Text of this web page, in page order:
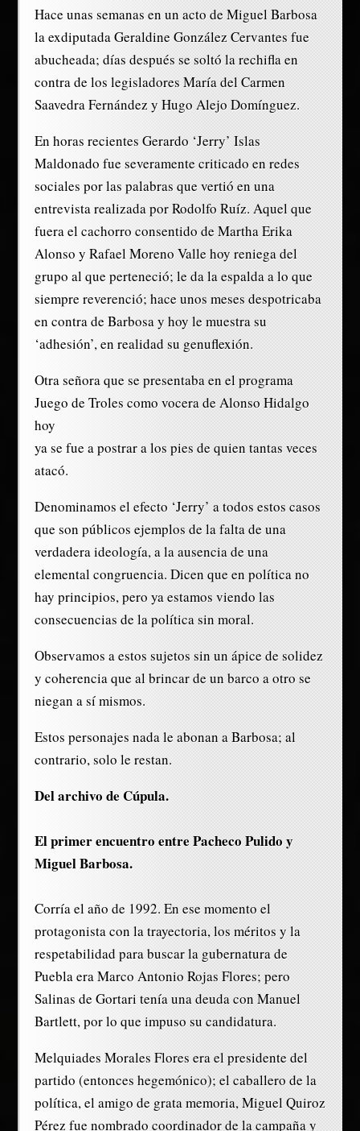
Hace unas semanas en un acto de Miguel Barbosa
la exdiputada Geraldine González Cervantes fue
abucheada; días después se soltó la rechifla en
contra de los legisladores María del Carmen
Saavedra Fernández y Hugo Alejo Domínguez.
En horas recientes Gerardo ‘Jerry’ Islas
Maldonado fue severamente criticado en redes
sociales por las palabras que vertió en una
entrevista realizada por Rodolfo Ruíz. Aquel que
fuera el cachorro consentido de Martha Erika
Alonso y Rafael Moreno Valle hoy reniega del
grupo al que perteneció; le da la espalda a lo que
siempre reverenció; hace unos meses despotricaba
en contra de Barbosa y hoy le muestra su
‘adhesión’, en realidad su genuflexión.
Otra señora que se presentaba en el programa
Juego de Troles como vocera de Alonso Hidalgo
hoy
ya se fue a postrar a los pies de quien tantas veces
atacó.
Denominamos el efecto ‘Jerry’ a todos estos casos
que son públicos ejemplos de la falta de una
verdadera ideología, a la ausencia de una
elemental congruencia. Dicen que en política no
hay principios, pero ya estamos viendo las
consecuencias de la política sin moral.
Observamos a estos sujetos sin un ápice de solidez
y coherencia que al brincar de un barco a otro se
niegan a sí mismos.
Estos personajes nada le abonan a Barbosa; al
contrario, solo le restan.
Del archivo de Cúpula.
El primer encuentro entre Pacheco Pulido y
Miguel Barbosa.
Corría el año de 1992. En ese momento el
protagonista con la trayectoria, los méritos y la
respetabilidad para buscar la gubernatura de
Puebla era Marco Antonio Rojas Flores; pero
Salinas de Gortari tenía una deuda con Manuel
Bartlett, por lo que impuso su candidatura.
Melquiades Morales Flores era el presidente del
partido (entonces hegemónico); el caballero de la
política, el amigo de grata memoria, Miguel Quiroz
Pérez fue nombrado coordinador de la campaña y